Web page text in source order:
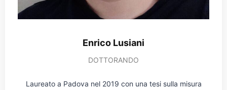
Enrico Lusiani
DOTTORANDO
Laureato a Padova nel 2019 con una tesi sulla misura